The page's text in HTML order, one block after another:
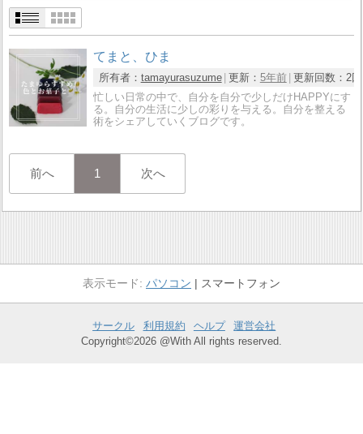
てまと、ひま
所有者： tamayurasuzume 更新： 5年前 更新回数： 2回
忙しい日常の中で、自分を自分で少しだけHAPPYにす
る。自分の生活に少しの彩りを与える。自分を整える
術をシェアしていくブログです。
前へ 1 次へ
パソコン スマートフォン
サークル 利用規約 ヘルプ
運営会社
Copyright©2026 @With All rights reserved.